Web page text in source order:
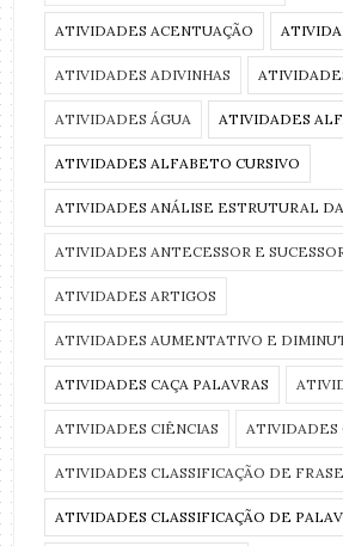
ATIVIDADES ACENTUAÇÃO
ATIVIDADES ADIVINHAS
ATIVIDADES ÁGUA ATIVIDADES
ATIVIDADES ALFABETO CURSIVO
ATIVIDADES ANÁLISE ESTRUTURAL
ATIVIDADES ANTECESSOR E
ATIVIDADES ARTIGOS
ATIVIDADES AUMENTATIVO E
ATIVIDADES CAÇA PALAVRAS
ATIVIDADES CIÊNCIAS ATIVIDADES
ATIVIDADES CLASSIFICAÇÃO DE
ATIVIDADES CLASSIFICAÇÃO DE